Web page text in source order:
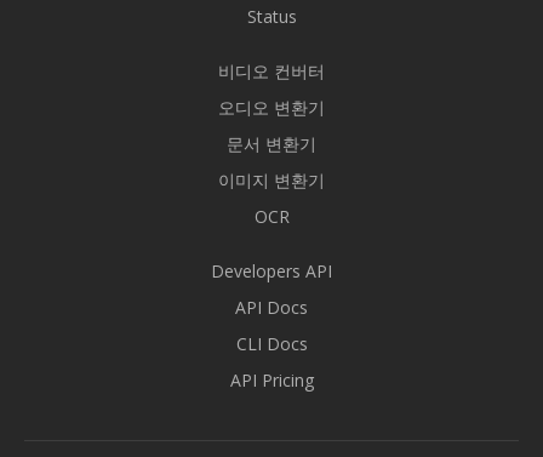
Status
비디오 컨버터
오디오 변환기
문서 변환기
이미지 변환기
OCR
Developers API
API Docs
CLI Docs
API Pricing